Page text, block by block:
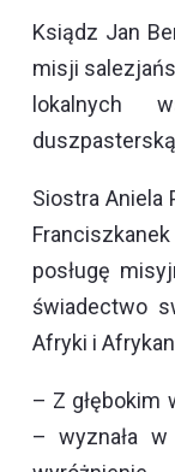
Ksiądz Jan
misji
lokalnych
Siostra Aniela
posługę
świadectwo
Afryki i
– Z głębokim
– wyznała